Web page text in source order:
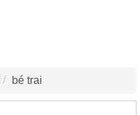
bé trai